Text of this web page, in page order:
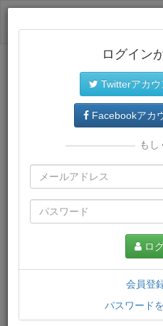
プレミアム会員では、教材が
再生環境が提供されます。
ログイン
Twitterアカ
Facebookアカ
もし
ロ
会員登
パスワード